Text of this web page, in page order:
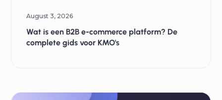
August 3, 2026
Wat is een B2B e-commerce platform? De
complete gids voor KMO's